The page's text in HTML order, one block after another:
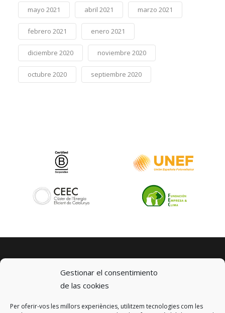
Gestionar el consentimiento
de las cookies
Per oferir-vos les millors experiències, utilitzem tecnologies com les
mayo 2021 abril 2021 marzo 2021
febrero 2021 enero 2021
diciembre 2020 noviembre 2020
octubre 2020 septiembre 2020
© 2023 km0 Energy